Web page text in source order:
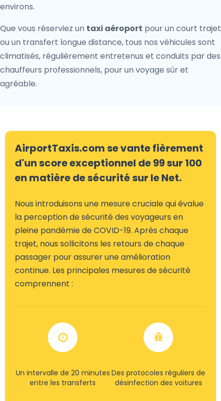
environs.
Que vous réserviez un taxi aéroport pour un court trajet
ou un transfert longue distance, tous nos véhicules sont
climatisés, régulièrement entretenus et conduits par des
chauffeurs professionnels, pour un voyage sûr et
agréable.
AirportTaxis.com se vante fièrement
d'un score exceptionnel de 99 sur 100
en matière de sécurité sur le Net.
Nous introduisons une mesure cruciale qui évalue
la perception de sécurité des voyageurs en
pleine pandémie de COVID-19. Après chaque
trajet, nous sollicitons les retours de chaque
passager pour assurer une amélioration
continue. Les principales mesures de sécurité
comprennent :
Un intervalle de 20 minutes
entre les transferts
Des protocoles réguliers de
désinfection des voitures